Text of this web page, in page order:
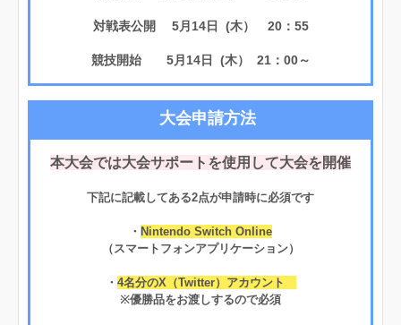
対戦表公開 5月14日 (木） 20：55
競技開始 5月14日 (木） 21：00～
大会申請方法
本大会では大会サポートを使用して大会を開催
下記に記載してある2点が申請時に必須です
・ Nintendo Switch Online
（スマートフォンアプリケーション）
・ 4名分のX（Twitter）アカウント
※優勝品をお渡しするので必須